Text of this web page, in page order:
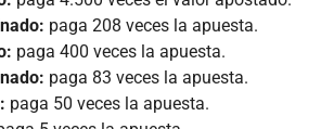
paga 208 veces la apuesta.
paga 400 veces la apuesta.
paga 83 veces la apuesta.
paga 50 veces la apuesta.